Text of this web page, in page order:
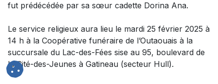
fut prédécédée par sa sœur cadette Dorina Ana.
Le service religieux aura lieu le mardi 25 février 2025 à
14 h à la Coopérative funéraire de l’Outaouais à la
succursale du Lac-des-Fées sise au 95, boulevard de
la Cité-des-Jeunes à Gatineau (secteur Hull).